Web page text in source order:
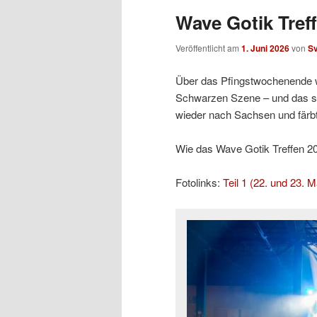
Wave Gotik
Veröffentlicht am 1. Juni 2026von
Über das
Schwarzen Szene – und das
wieder nach Sachsen und
Wie das Wave Gotik Treffen
Fotolinks: Teil 1 (22. und 23.